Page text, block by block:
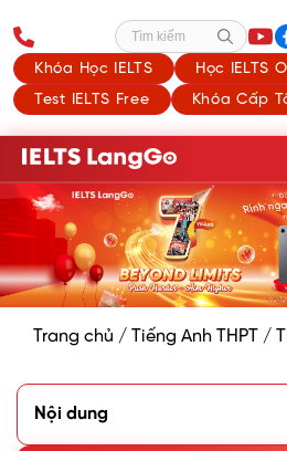
Khóa Học IELTS
Học IELTS
Test IELTS Free
Khóa Cấp
Tìm kiếm
Trang chủ / Tiếng Anh THPT /
Nội dung